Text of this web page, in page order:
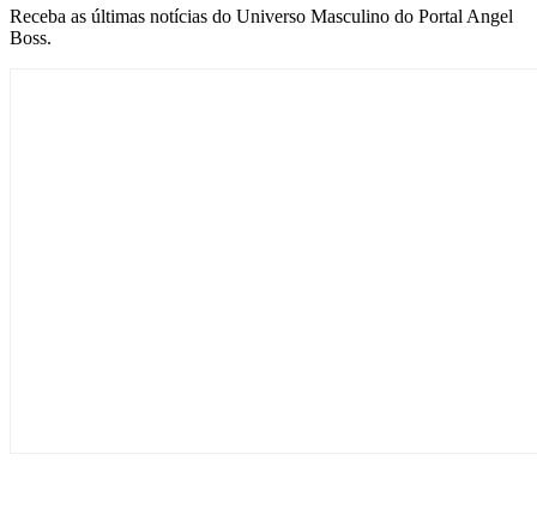
Receba as últimas notícias do Universo Masculino do Portal Angel
Boss.